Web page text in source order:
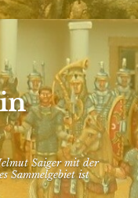
Saiger mit der
Sammelgebiet ist